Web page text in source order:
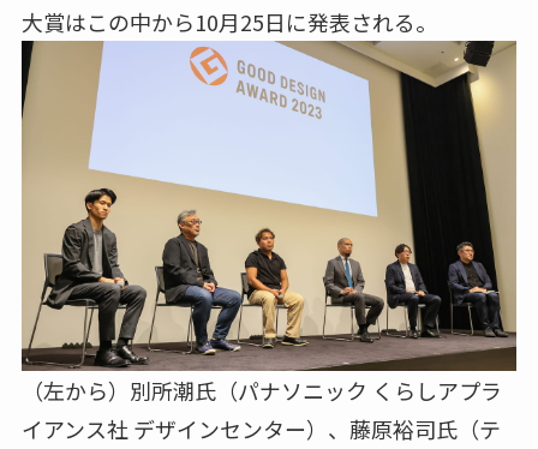
大賞はこの中から10月25日に発表される。
（左から）別所潮氏（パナソニック くらしアプラ
イアンス社 デザインセンター）、藤原裕司氏（テ